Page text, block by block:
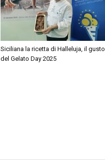
Siciliana la ricetta di Halleluja, il gusto
del Gelato Day 2025